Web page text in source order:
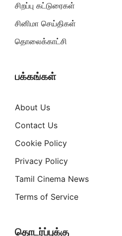
சிறப்பு கட்டுரைகள்
சினிமா செய்திகள்
தொலைக்காட்சி
பக்கங்கள்
About Us
Contact Us
Cookie Policy
Privacy Policy
Tamil Cinema News
Terms of Service
தொடர்ப்புக்கு